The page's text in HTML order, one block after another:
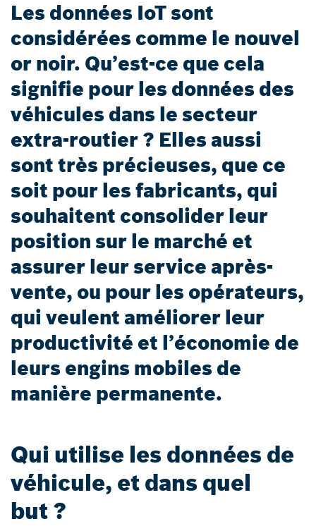
Les données IoT sont
considérées comme le nouvel
or noir. Qu’est-ce que cela
signifie pour les données des
véhicules dans le secteur
extra-routier ? Elles aussi
sont très précieuses, que ce
soit pour les fabricants, qui
souhaitent consolider leur
position sur le marché et
assurer leur service après-
vente, ou pour les opérateurs,
qui veulent améliorer leur
productivité et l’économie de
leurs engins mobiles de
manière permanente.
Qui utilise les données de
véhicule, et dans quel
but ?